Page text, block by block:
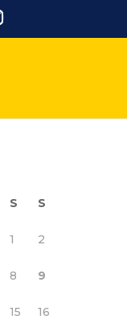
S S
1 2
8 9
15 16